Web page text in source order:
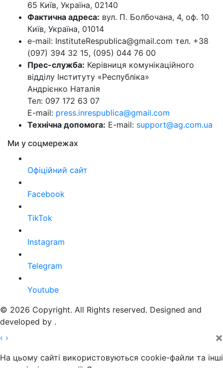
65 Київ, Україна, 02140
Фактична адреса: вул. П. Болбочана, 4, оф. 10
Київ, Україна, 01014
e-mail: InstituteRespublica@gmail.com тел. +38
(097) 394 32 15, (095) 044 76 00
Прес-служба: Керівниця комунікаційного
відділу Інституту «Республіка»
Андрієнко Наталія
Тел: 097 172 63 07
E-mail: press.inrespublica@gmail.com
Технічна допомога: E-mail: support@ag.com.ua
Ми у соцмережах
Офіційний сайт
Facebook
TikTok
Instagram
Telegram
Youtube
© 2026 Copyright. All Rights reserved. Designed and
developed by .
‹ › ×
На цьому сайті використовуються cookie-файли та інші